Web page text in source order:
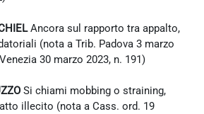
Ancora sul rapporto tra appalto,
(nota a Trib. Padova 3 marzo
30 marzo 2023, n. 191)
Si chiami mobbing o straining,
illecito (nota a Cass. ord. 19